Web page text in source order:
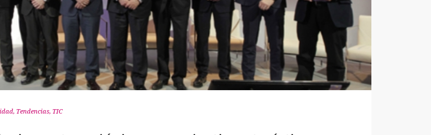
, Tendencias, TIC